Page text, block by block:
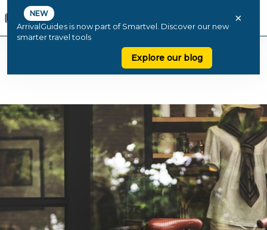
NEW
ArrivalGuides is now part of Smartvel. Discover our new
smarter travel tools
Explore our blog
×